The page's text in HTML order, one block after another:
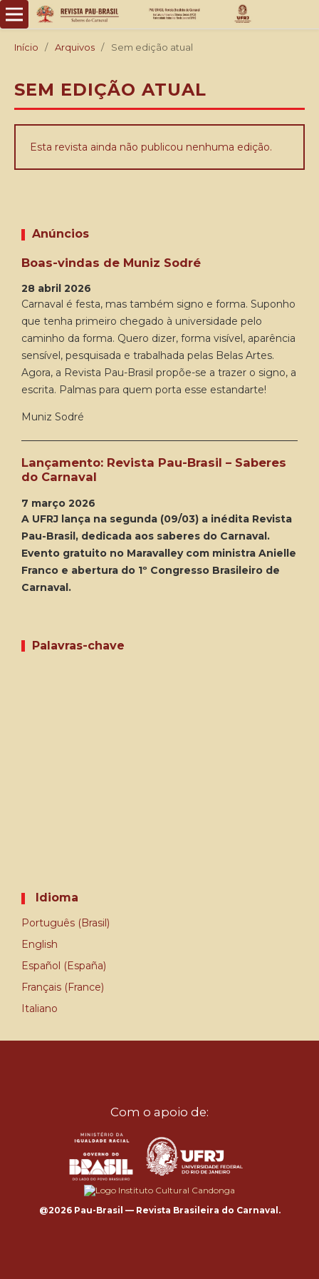
Início / Arquivos / Sem edição atual
SEM EDIÇÃO ATUAL
Esta revista ainda não publicou nenhuma edição.
Anúncios
Boas-vindas de Muniz Sodré
28 abril 2026
Carnaval é festa, mas também signo e forma. Suponho
que tenha primeiro chegado à universidade pelo
caminho da forma. Quero dizer, forma visível, aparência
sensível, pesquisada e trabalhada pelas Belas Artes.
Agora, a Revista Pau-Brasil propõe-se a trazer o signo, a
escrita. Palmas para quem porta esse estandarte!
Muniz Sodré
Lançamento: Revista Pau-Brasil – Saberes
do Carnaval
7 março 2026
A UFRJ lança na segunda (09/03) a inédita Revista
Pau-Brasil, dedicada aos saberes do Carnaval.
Evento gratuito no Maravalley com ministra Anielle
Franco e abertura do 1º Congresso Brasileiro de
Carnaval.
Palavras-chave
Idioma
Português (Brasil)
English
Español (España)
Français (France)
Italiano
Com o apoio de:
@2026 Pau-Brasil — Revista Brasileira do Carnaval.